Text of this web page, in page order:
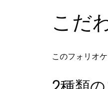
こだ
このフォリオ